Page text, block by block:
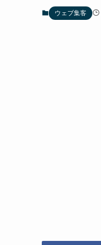
ウェブ集客